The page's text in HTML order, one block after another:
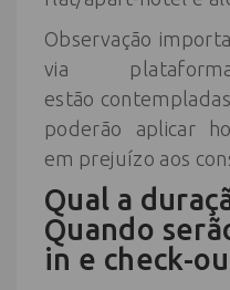
Observação
via
estão
poderão aplicar
em prejuízo aos
Qual a
Quando
in e check-